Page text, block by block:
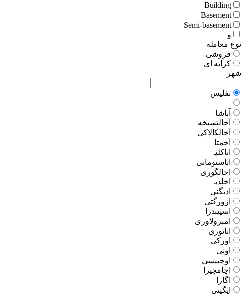
Building
Basement
Semi-basement
و
نوع معامله
فروشی
کرایه ای
شهر
تفلیس
آباشا
آخالتسیخه
آخالکالاکی
آخمتا
آناکلیا
اباستومانی
اخالگوری
اخلدبا
ادیگنی
ازورگتی
اسپیندزا
امبرولاوری
انانوری
اورکی
اونی
اوچبیسی
اچامچیرا
اگارا
ایگیتی